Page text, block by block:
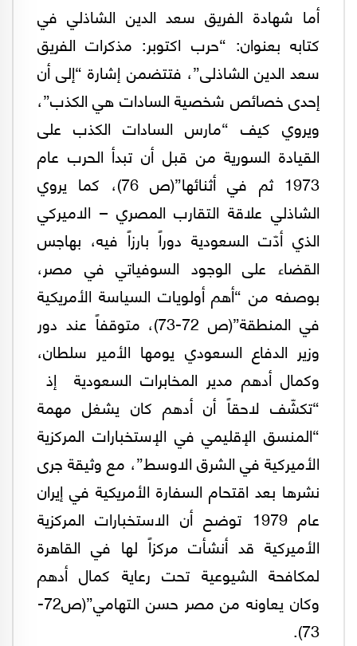
‏أما شهادة الفريق سعد الدين الشاذلي في
كتابه بعنوان: “حرب اكتوبر: مذكرات الفريق
سعد الدين الشاذلى”، فتتضمن إشارة “إلى أن
إحدى خصائص شخصية السادات هي الكذب”،
ويروي كيف “مارس السادات الكذب على
القيادة السورية من قبل أن تبدأ الحرب عام
1973 ثم في أثنائها”(ص 76)، كما يروي
الشاذلي علاقة التقارب المصري – الاميركي
الذي أدّت السعودية دوراً بارزاً فيه، بهاجس
القضاء على الوجود السوفياتي في مصر،
بوصفه من “أهم أولويات السياسة الأمريكية
في المنطقة”(ص 72-73)، متوقفاً عند دور
وزير الدفاع السعودي يومها الأمير سلطان،
وكمال أدهم مدير المخابرات السعودية إذ
“تكشّف لاحقاً أن أدهم كان يشغل مهمة
“المنسق الإقليمي في الإستخبارات المركزية
الأميركية في الشرق الاوسط”، مع وثيقة جرى
نشرها بعد اقتحام السفارة الأمريكية في إيران
عام 1979 توضح أن الاستخبارات المركزية
الأميركية قد أنشأت مركزاً لها في القاهرة
لمكافحة الشيوعية تحت رعاية كمال أدهم
وكان يعاونه من مصر حسن التهامي”(ص72-
73).